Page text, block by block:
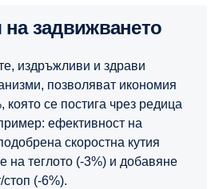
на задвижването
издръжливи и здрави
позволяват икономия
която се постига чрез редица
ефективност на
скоростна кутия
на теглото (-3%) и добавяне
(-6%).